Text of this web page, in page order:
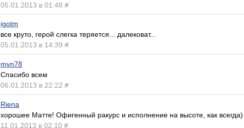
05.01.2013 в 01:48 #
igotm
все круто, герой слегка теряется... далековат...
05.01.2013 в 14:39 #
mvn78
Спасибо всем
06.01.2013 в 22:22 #
Riena
хорошее Матте! Офигенный ракурс и исполнение на высоте, как всегда)
11.01.2013 в 02:10 #